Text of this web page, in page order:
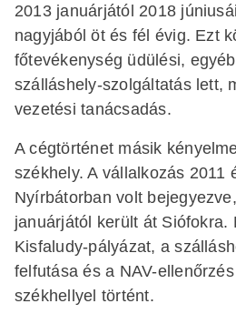
2013 januárjától 2018
nagyjából öt és fél évig. Ezt
főtevékenység üdülési,
szálláshely-szolgáltatás lett,
vezetési tanácsadás.
A cégtörténet másik
székhely. A vállalkozás 2011
Nyírbátorban volt
januárjától került át Siófokra.
Kisfaludy-pályázat, a
felfutása és a NAV-
székhellyel történt.